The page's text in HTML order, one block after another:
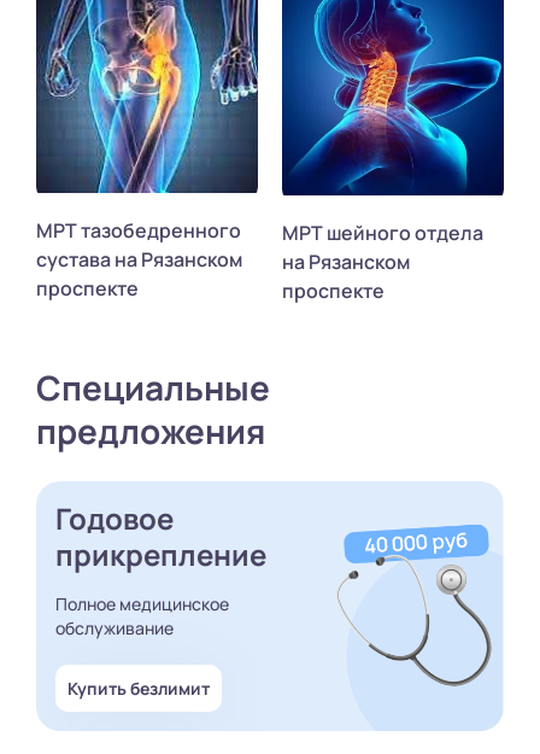
МРТ тазобедренного
сустава на Рязанском
проспекте
МРТ шейного отдела
на Рязанском
проспекте
Специальные
предложения
Годовое
прикрепление
Полное медицинское
обслуживание
Купить безлимит